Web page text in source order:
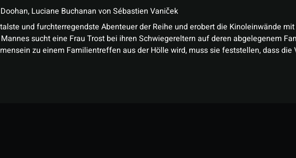
, Luciane Buchanan von Sébastien Vaniček
und furchterregendste Abenteuer der Reihe und erobert die Kinoleinwände
sucht eine Frau Trost bei ihren Schwiegereltern auf deren abgelegenem
zu einem Familientreffen aus der Hölle wird, muss sie feststellen, dass